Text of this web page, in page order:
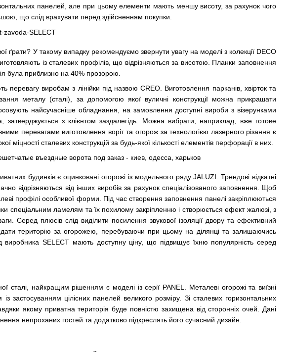
панелей, але при цьому елементи мають меншу висоту, за рахунок чого
що слід врахувати перед здійсненням покупки.
ґрати? У такому випадку рекомендуємо звернути увагу на моделі з колекції DECO
із сталевих профілів, що відрізняються за висотою. Планки заповнення
була приблизно на 40% прозорою.
перевагу виробам з лінійки під назвою CREO. Виготовлення парканів, хвірток та
металу (сталі), за допомогою якої вуличні конструкції можна прикрашати
найсучасніше обладнання, на замовлення доступні вироби з візерунками
з клієнтом заздалегідь. Можна вибрати, наприклад, вже готове
перевагами виготовлення воріт та огорож за технологією лазерного різання є
сталевих конструкцій за будь-якої кількості елементів перфорації в них.
будинків є оцинковані огорожі із модельного ряду JALUZI. Трендові відкатні
відрізняються від інших виробів за рахунок спеціалізованого заповнення. Щоб
профілі особливої форми. Під час створення заповнення панелі закріплюються
спеціальним ламелям та їх похилому закріпленню і створюється ефект жалюзі, з
Серед плюсів слід виділити посилення звукової ізоляції двору та ефективний
територію за огорожею, перебуваючи при цьому на ділянці та залишаючись
SELECT мають доступну ціну, що підвищує їхню популярність серед
сталі, найкращим рішенням є моделі із серії PANEL. Металеві огорожі та виїзні
застосуванням цілісних панелей великого розміру. Зі сталевих горизонтальних
якому приватна територія буде повністю захищена від сторонніх очей. Дані
непроханих гостей та додатково підкреслять його сучасний дизайн.